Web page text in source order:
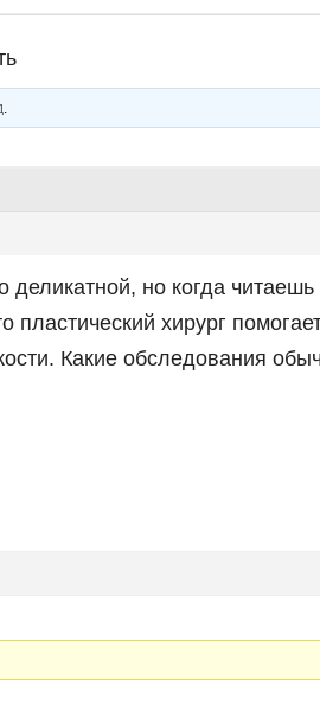
.
но когда
пластический хирург
Какие обследования